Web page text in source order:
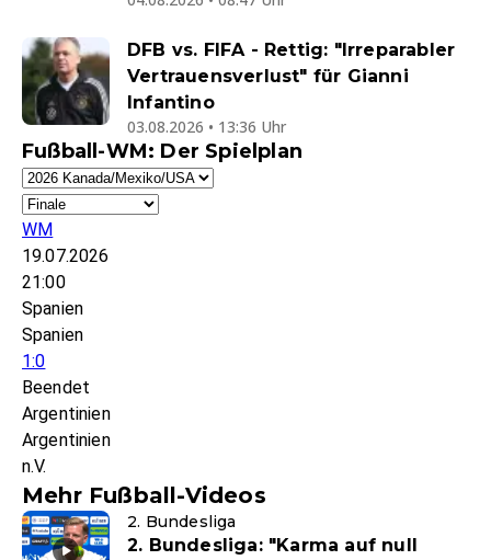
DFB vs. FIFA - Rettig: "Irreparabler
Vertrauensverlust" für Gianni
Infantino
03.08.2026 • 13:36 Uhr
Fußball-WM: Der Spielplan
WM
19.07.2026
21:00
Spanien
Spanien
1:0
Beendet
Argentinien
Argentinien
n.V.
Mehr Fußball-Videos
2. Bundesliga
2. Bundesliga: "Karma auf null